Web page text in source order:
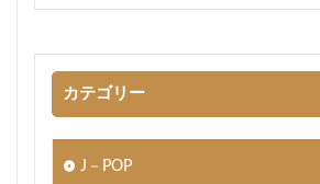
カテゴリー
J－POP